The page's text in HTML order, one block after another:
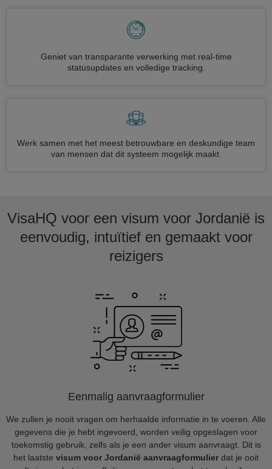
Geniet van transparante verwerking met real-time
statusupdates en volledige tracking.
Werk samen met het meest betrouwbare en deskundige team
van mensen dat dit systeem mogelijk maakt.
VisaHQ voor een visum voor Jordanië is
eenvoudig, intuïtief en gemaakt voor
reizigers
Eenmalig aanvraagformulier
We zullen je nooit vragen om herhaalde informatie in te voeren. Alle
gegevens die je hebt ingevoerd, worden veilig opgeslagen voor
toekomstig gebruik, zelfs als je een ander visum aanvraagt. Dit is
het laatste visum voor Jordanië aanvraagformulier dat je ooit